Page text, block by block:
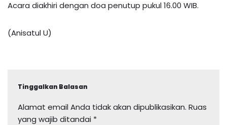
Acara diakhiri dengan doa penutup pukul 16.00 WIB.
(Anisatul U)
Tinggalkan Balasan
Alamat email Anda tidak akan dipublikasikan. Ruas
yang wajib ditandai *